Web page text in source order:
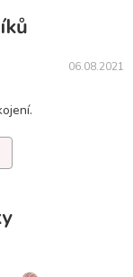
06.08.2021